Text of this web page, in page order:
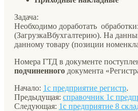
Задача:
Необходимо доработать
(ЗагрузкаВбухгалтерию). На
данному товару (позиции
Номера ГТД в документе
подчиненного документа
Начало: 1с предприятие регистр.
Предыдущая: справочник 1с
Следующая: 1с предприятие 8